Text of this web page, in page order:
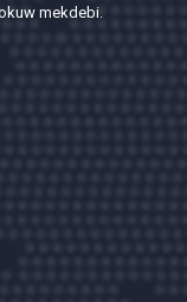
mekdebi.